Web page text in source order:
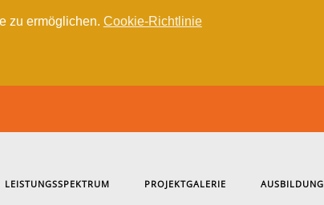
zu ermöglichen. Cookie-Richtlinie
LEISTUNGSSPEKTRUM PROJEKTGALERIE AUSBILDUNG